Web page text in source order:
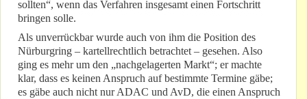
sollten“, wenn das Verfahren insgesamt einen Fortschritt
bringen solle.
Als unverrückbar wurde auch von ihm die Position des
Nürburgring – kartellrechtlich betrachtet – gesehen. Also
ging es mehr um den „nachgelagerten Markt“; er machte
klar, dass es keinen Anspruch auf bestimmte Termine gäbe;
es gäbe auch nicht nur ADAC und AvD, die einen Anspruch